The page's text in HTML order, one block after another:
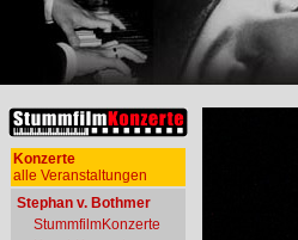
Konzerte
alle Veranstaltungen
Stephan v. Bothmer
StummfilmKonzerte